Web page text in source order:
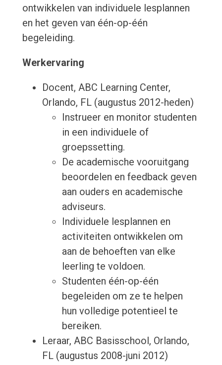
ontwikkelen van individuele lesplannen
en het geven van één-op-één
begeleiding.
Werkervaring
Docent, ABC Learning Center,
Orlando, FL (augustus 2012-heden)
Instrueer en monitor studenten
in een individuele of
groepssetting.
De academische vooruitgang
beoordelen en feedback geven
aan ouders en academische
adviseurs.
Individuele lesplannen en
activiteiten ontwikkelen om
aan de behoeften van elke
leerling te voldoen.
Studenten één-op-één
begeleiden om ze te helpen
hun volledige potentieel te
bereiken.
Leraar, ABC Basisschool, Orlando,
FL (augustus 2008-juni 2012)